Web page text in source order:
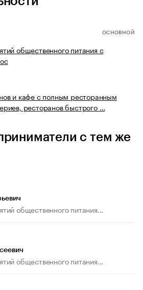
ОСНОВНОЙ
общественного питания с
и кафе с полным ресторанным
ресторанов быстрого …
с тем же
общественного питания...
общественного питания...